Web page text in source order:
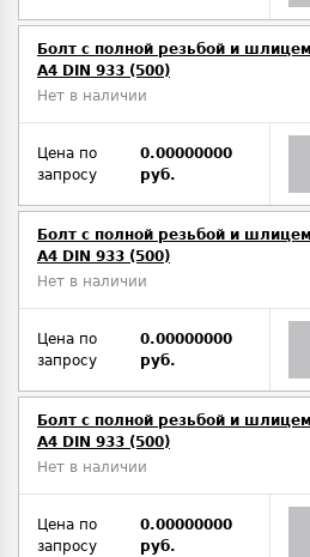
Болт с полной резьбой и
A4 DIN 933 (500)
Нет в наличии
Цена по
запросу
0.00000000
руб.
Болт с полной резьбой и
A4 DIN 933 (500)
Нет в наличии
Цена по
запросу
0.00000000
руб.
Болт с полной резьбой и
A4 DIN 933 (500)
Нет в наличии
Цена по
запросу
0.00000000
руб.